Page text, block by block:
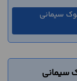
سیمانی
سیمانی